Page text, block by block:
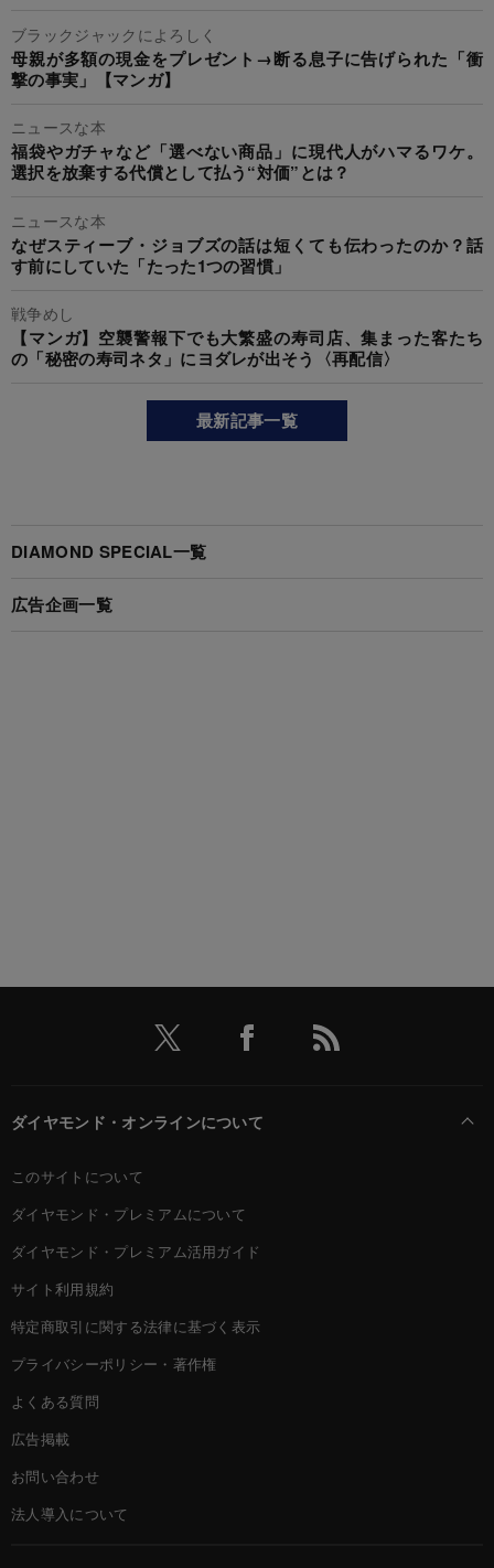
ブラックジャックによろしく
母親が多額の現金をプレゼント→断る息子に告げられた「衝
撃の事実」【マンガ】
ニュースな本
福袋やガチャなど「選べない商品」に現代人がハマるワケ。
選択を放棄する代償として払う“対価”とは？
ニュースな本
なぜスティーブ・ジョブズの話は短くても伝わったのか？話
す前にしていた「たった1つの習慣」
戦争めし
【マンガ】空襲警報下でも大繁盛の寿司店、集まった客たち
の「秘密の寿司ネタ」にヨダレが出そう〈再配信〉
最新記事一覧
DIAMOND SPECIAL一覧
広告企画一覧
ダイヤモンド・オンラインについて
このサイトについて
ダイヤモンド・プレミアムについて
ダイヤモンド・プレミアム活用ガイド
サイト利用規約
特定商取引に関する法律に基づく表示
プライバシーポリシー・著作権
よくある質問
広告掲載
お問い合わせ
法人導入について